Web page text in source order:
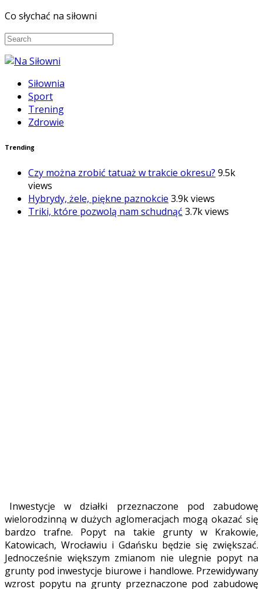
Co słychać na siłowni
Siłownia
Sport
Trening
Zdrowie
Trending
Czy można zrobić tatuaż w trakcie okresu? 9.5k
views
Hybrydy, żele, piękne paznokcie 3.9k views
Triki, które pozwolą nam schudnąć 3.7k views
Inwestycje w działki przeznaczone pod zabudowę
wielorodzinną w dużych aglomeracjach mogą okazać się
bardzo trafne. Popyt na takie grunty w Krakowie,
Katowicach, Wrocławiu i Gdańsku będzie się zwiększać.
Jednocześnie większym zmianom nie ulegnie popyt na
grunty pod inwestycje biurowe i handlowe. Przewidywany
wzrost popytu na grunty przeznaczone pod zabudowę